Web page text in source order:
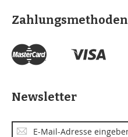
Zahlungsmethoden
Newsletter
Anmeldung